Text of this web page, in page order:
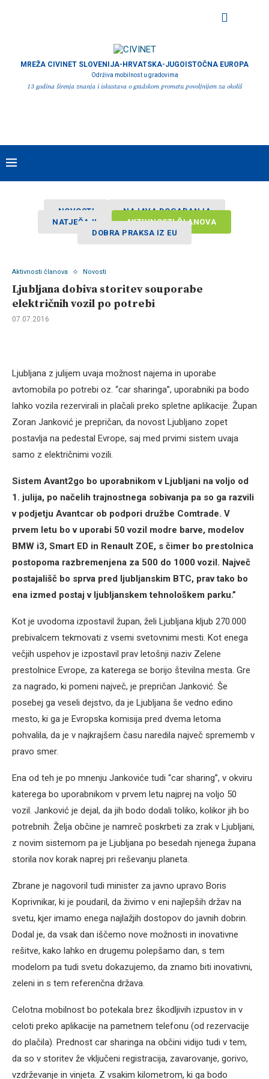
MREŽA CIVINET SLOVENIJA-HRVATSKA-JUGOISTOČNA EUROPA
Održiva mobilnost u gradovima
13 godina širenja znanja i iskustava o gradskom prometu povoljnijem za okoliš
NOVOSTI
NAJAVA DOGAĐANJA
NATJEČAJI
AKTIVNOSTI ČLANOVA
DOBRA PRAKSA IZ EU
Aktivnosti članova Novosti
Ljubljana dobiva storitev souporabe
električnih vozil po potrebi
07.07.2016
Ljubljana z julijem uvaja možnost najema in uporabe
avtomobila po potrebi oz. “car sharinga”, uporabniki pa bodo
lahko vozila rezervirali in plačali preko spletne aplikacije. Župan
Zoran Janković je prepričan, da novost Ljubljano zopet
postavlja na pedestal Evrope, saj med prvimi sistem uvaja
samo z električnimi vozili.
Sistem Avant2go bo uporabnikom v Ljubljani na voljo od
1. julija, po načelih trajnostnega sobivanja pa so ga razvili
v podjetju Avantcar ob podpori družbe Comtrade. V
prvem letu bo v uporabi 50 vozil modre barve, modelov
BMW i3, Smart ED in Renault ZOE, s čimer bo prestolnica
postopoma razbremenjena za 500 do 1000 vozil. Največ
postajališč bo sprva pred ljubljanskim BTC, prav tako bo
ena izmed postaj v ljubljanskem tehnološkem parku.”
Kot je uvodoma izpostavil župan, želi Ljubljana kljub 270.000
prebivalcem tekmovati z vsemi svetovnimi mesti. Kot enega
večjih uspehov je izpostavil prav letošnji naziv Zelene
prestolnice Evrope, za katerega se borijo številna mesta. Gre
za nagrado, ki pomeni največ, je prepričan Janković. Še
posebej ga veseli dejstvo, da je Ljubljana še vedno edino
mesto, ki ga je Evropska komisija pred dvema letoma
pohvalila, da je v najkrajšem času naredila največ sprememb v
pravo smer.
Ena od teh je po mnenju Jankoviće tudi “car sharing”, v okviru
katerega bo uporabnikom v prvem letu najprej na voljo 50
vozil. Janković je dejal, da jih bodo dodali toliko, kolikor jih bo
potrebnih. Želja občine je namreč poskrbeti za zrak v Ljubljani,
z novim sistemom pa je Ljubljana po besedah njenega župana
storila nov korak naprej pri reševanju planeta.
Zbrane je nagovoril tudi minister za javno upravo Boris
Koprivnikar, ki je poudaril, da živimo v eni najlepših držav na
svetu, kjer imamo enega najlažjih dostopov do javnih dobrin.
Dodal je, da vsak dan iščemo nove možnosti in inovativne
rešitve, kako lahko en drugemu polepšamo dan, s tem
modelom pa tudi svetu dokazujemo, da znamo biti inovativni,
zeleni in s tem referenčna država.
Celotna mobilnost bo potekala brez škodljivih izpustov in v
celoti preko aplikacije na pametnem telefonu (od rezervacije
do plačila). Prednost car sharinga na občini vidijo tudi v tem,
da so v storitev že vključeni registracija, zavarovanje, gorivo,
vzdrževanje in vinjeta. Z vsakim kilometrom, ki ga bodo